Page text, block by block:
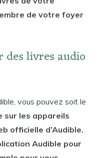
de votre foyer
des livres audio
vous pouvez soit le
sur les appareils
officielle d’Audible.
Audible pour